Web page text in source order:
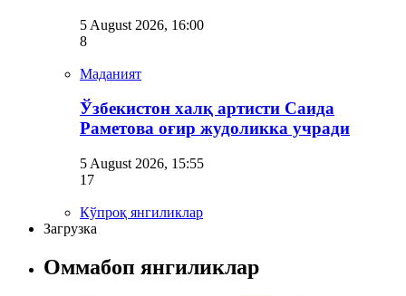
5 August 2026, 16:00
8
Маданият
Ўзбекистон халқ артисти Саида
Раметова оғир жудоликка учради
5 August 2026, 15:55
17
Кўпроқ янгиликлар
Загрузка
Оммабоп янгиликлар